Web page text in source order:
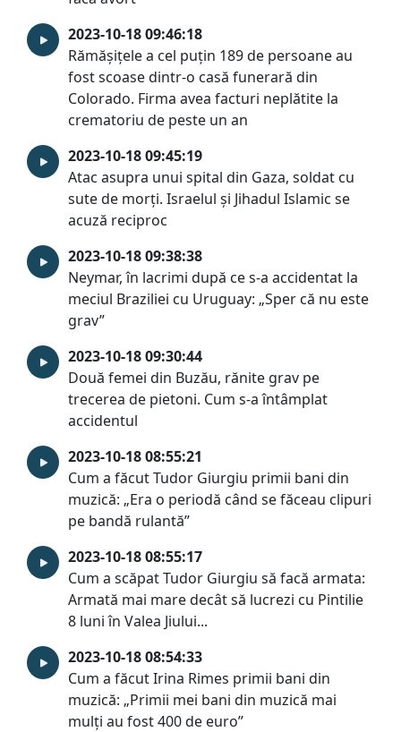
2023-10-18 09:46:18
Rămăşiţele a cel puţin 189 de persoane au
fost scoase dintr-o casă funerară din
Colorado. Firma avea facturi neplătite la
crematoriu de peste un an
2023-10-18 09:45:19
Atac asupra unui spital din Gaza, soldat cu
sute de morţi. Israelul şi Jihadul Islamic se
acuză reciproc
2023-10-18 09:38:38
Neymar, în lacrimi după ce s-a accidentat la
meciul Braziliei cu Uruguay: „Sper că nu este
grav”
2023-10-18 09:30:44
Două femei din Buzău, rănite grav pe
trecerea de pietoni. Cum s-a întâmplat
accidentul
2023-10-18 08:55:21
Cum a făcut Tudor Giurgiu primii bani din
muzică: „Era o periodă când se făceau clipuri
pe bandă rulantă”
2023-10-18 08:55:17
Cum a scăpat Tudor Giurgiu să facă armata:
Armată mai mare decât să lucrezi cu Pintilie
8 luni în Valea Jiului...
2023-10-18 08:54:33
Cum a făcut Irina Rimes primii bani din
muzică: „Primii mei bani din muzică mai
mulți au fost 400 de euro”